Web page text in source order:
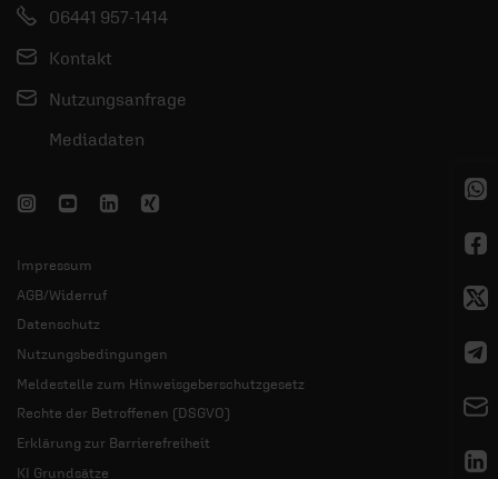
06441 957-1414
Kontakt
Nutzungsanfrage
Mediadaten
Impressum
AGB/Widerruf
Datenschutz
Nutzungsbedingungen
Meldestelle zum Hinweisgeberschutzgesetz
Rechte der Betroffenen (DSGVO)
Erklärung zur Barrierefreiheit
KI Grundsätze